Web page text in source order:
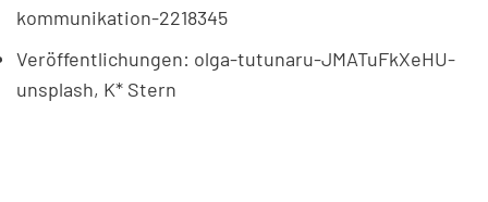
kommunikation-2218345
Veröffentlichungen: olga-tutunaru-JMATuFkXeHU-
unsplash, K* Stern